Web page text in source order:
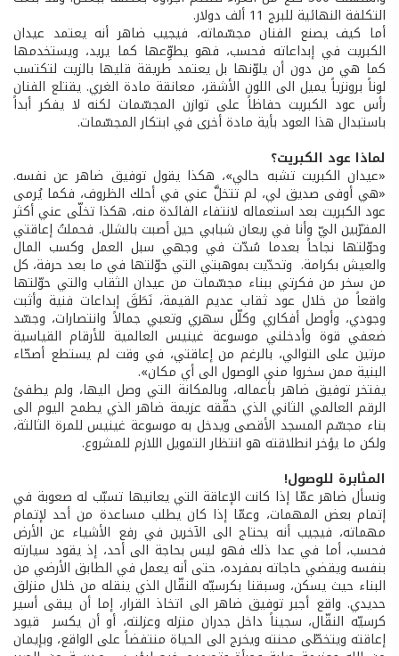
التكلفة النهائية للبرج 11 ألف دولار.
أما كيف يصنع الفنان مجسّماته، فيجيب ضاهر أنه يعتمد عيدان
الكبريت في إبداعاته فحسب، فهو يطوِّعها كما يريد، ويستخدمها
كما هي من دون أن يلوّنها بل يعتمد طريقة قليها بالزيت لتكتسب
لوناً برونزياً يميل الى اللون الأشقر، معانقة مادة الغري. يقتلع الفنان
رأس عود الكبريت حفاظاً على توازن المجسّمات لكنه لا يفكر أبداً
باستبدال هذا العود بأية مادة أخرى في ابتكار المجسّمات.
لماذا عود الكبريت؟
«عيدان الكبريت تشبه حالي»، هكذا يقول توفيق ضاهر عن نفسه.
«هي أوفى صديق لي، لم تتخلَّ عني في أحلك الظروف، فكما يُرمى
عود الكبريت بعد استعماله لانتفاء الفائدة منه، هكذا تخلّى عني أكثر
المقرّبين اليّ وأنا في ريعان شبابي حين أصبت بالشلل. فحملتُ إعاقتي
وحوّلتها نجاحاً بعدما سُدّت في وجهي سبل العمل وكسب المال
والعيش بكرامة. وتحدّيت بموهبتي التي حوّلتها في ما بعد حرفة، كل
من سخر من فكرتي ببناء مجسّمات من عيدان الثقاب والتي حوّلتها
واقعاً من خلال عود ثقاب عديم القيمة، نَطَقَ إبداعات فنية وأثبت
وجودي، وأوصل أفكاري وكلّل سهري وتعبي جمالاً وانتصارات، وجسّد
ضعفي قوة وأدخلني موسوعة غينيس العالمية للأرقام القياسية
مرتين على التوالي، بالرغم من إعاقتي، في وقت لم يستطع أصحّاء
البنية ممن سخروا مني الوصول الى أي مكان».
يفتخر توفيق ضاهر بأعماله، وبالمكانة التي وصل اليها، ولم يطفئ
الرقم العالمي الثاني الذي حقّقه عزيمة ضاهر الذي يطمح اليوم الى
بناء مجسّم المسجد الأقصى ويدخل به موسوعة غينيس للمرة الثالثة،
ولكن ما يؤخر انطلاقته هو انتظار التمويل اللازم للمشروع.
المثابرة للوصول!
ونسأل ضاهر عمّا إذا كانت الإعاقة التي يعانيها تسبّب له صعوبة في
إتمام بعض المهمات، وعمّا إذا كان يطلب مساعدة من أحد لإتمام
مهماته، فيجيب أنه يحتاج الى الآخرين في رفع الأشياء عن الأرض
فحسب، أما في عدا ذلك فهو ليس بحاجة الى أحد، إذ يقود سيارته
بنفسه ويقضي حاجاته بمفرده، حتى أنه يعمل في الطابق الأرضي من
البناء حيث يسكن، وسبقنا بكرسيّه النقّال الذي ينقله من خلال منزلق
حديدي. واقع أجبر توفيق ضاهر الى اتخاذ القرار، إما أن يبقى أسير
كرسيّه النقّال، سجيناً داخل جدران منزله وعزلته، أو أن يكسر قيود
إعاقته ويتخطّى محنته ويخرج الى الحياة منتفضاً على الواقع، وبإيمان